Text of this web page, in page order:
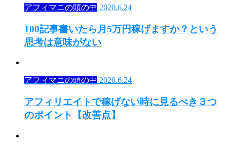
アフィマニの頭の中 2020.6.24
100記事書いたら月5万円稼げますか？という
思考は意味がない
アフィマニの頭の中 2020.6.24
アフィリエイトで稼げない時に見るべき３つ
のポイント【改善点】